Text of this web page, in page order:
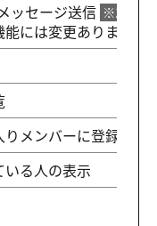
ッセージ送信 ※1
能には変更ありません
メンバーに登録して
る人の表示